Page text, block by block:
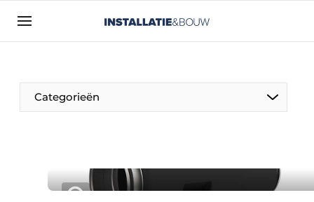
Aanmelden
Bedrijven
Contact
Installatie & Bouw | Platform over
Categorieën